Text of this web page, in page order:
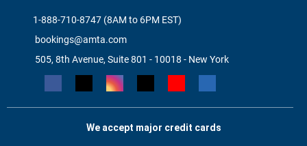
1-888-710-8747 (8AM to 6PM EST)
bookings@amta.com
505, 8th Avenue, Suite 801 - 10018 - New York
We accept major credit cards